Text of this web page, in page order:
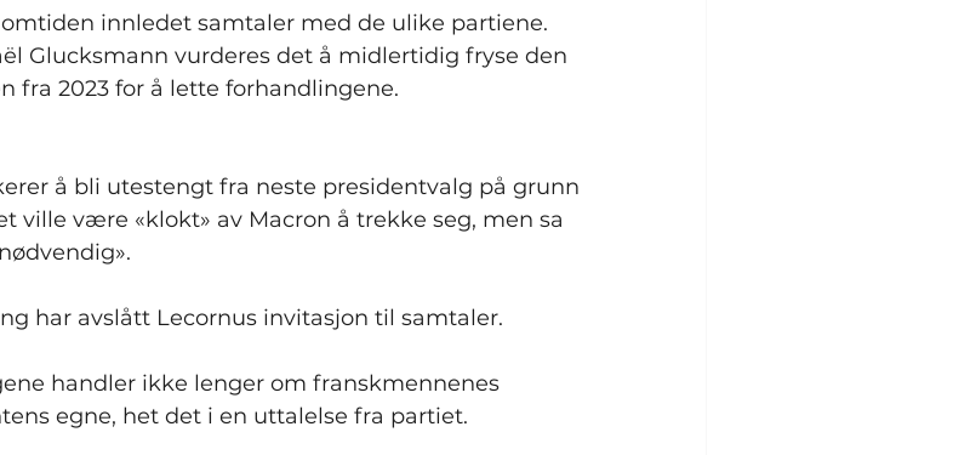
innledet samtaler med de ulike partiene.
Glucksmann vurderes det å midlertidig fryse den
fra 2023 for å lette forhandlingene.
å bli utestengt fra neste presidentvalg på grunn
ville være «klokt» av Macron å trekke seg, men sa
har avslått Lecornus invitasjon til samtaler.
handler ikke lenger om franskmennenes
egne, het det i en uttalelse fra partiet.